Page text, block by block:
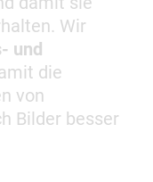
Wir
und
die
von
Bilder besser